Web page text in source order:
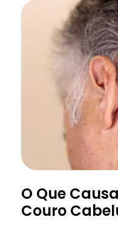
O Que
Couro